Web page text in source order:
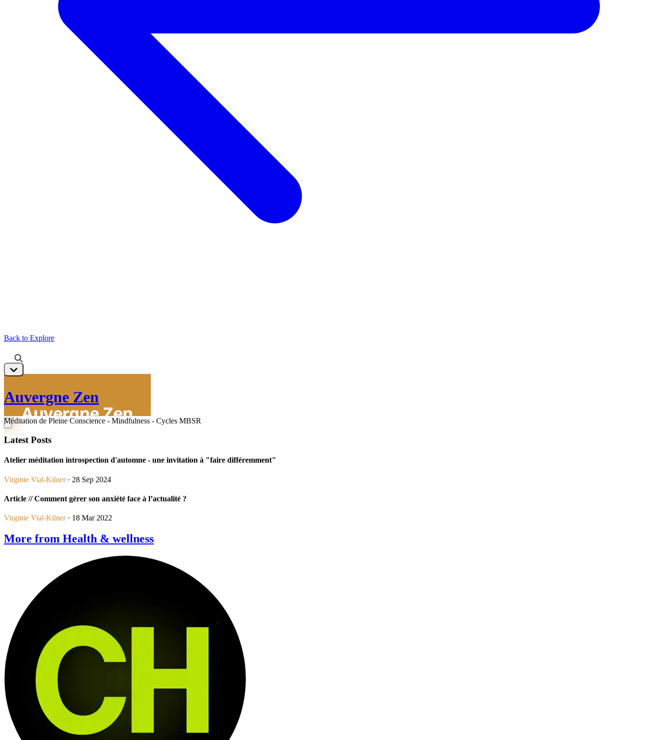
Back to Explore
Auvergne Zen
Méditation de Pleine Conscience - Mindfulness - Cycles MBSR
Latest Posts
Atelier méditation introspection d'automne - une invitation à "faire différemment"
Virginie Vial-Kilner· 28 Sep 2024
Article // Comment gérer son anxiété face à l’actualité ?
Virginie Vial-Kilner· 18 Mar 2022
More from Health & wellness